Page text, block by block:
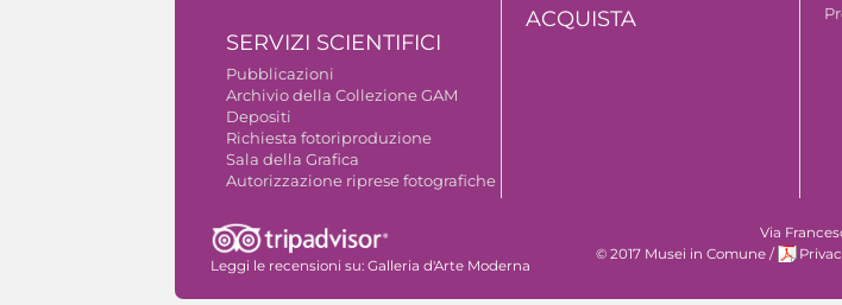
SERVIZI SCIENTIFICI
Pubblicazioni
Archivio della Collezione GAM
Depositi
Richiesta fotoriproduzione
Sala della Grafica
Autorizzazione riprese fotografiche
ACQUISTA
Leggi le recensioni su: Galleria d'Arte Moderna
Via
© 2017 Musei in Comune /